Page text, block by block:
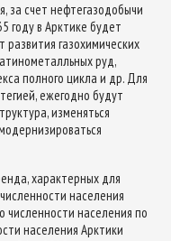
за счет нефтегазодобычи
году в Арктике будет
газохимических
руд,
полного цикла и др. Для
ежегодно будут
изменяться
характерных для
населения
численности населения по
населения Арктики